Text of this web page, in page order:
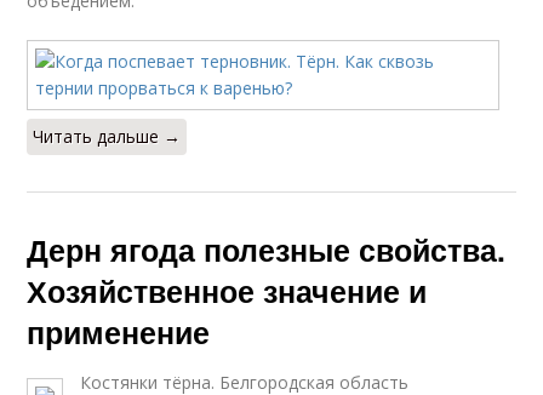
Читать дальше →
Дерн ягода полезные свойства.
Хозяйственное значение и
применение
Костянки тёрна. Белгородская область